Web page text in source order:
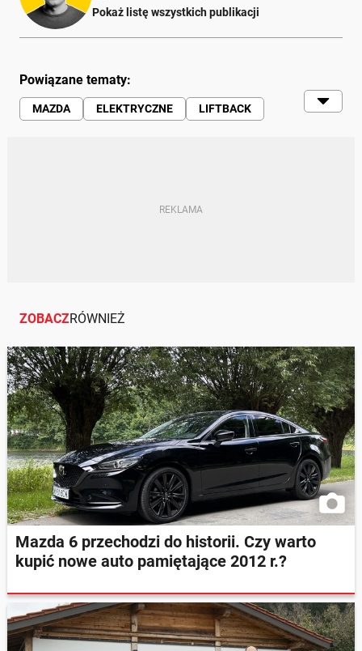
Pokaż listę wszystkich publikacji
Powiązane tematy:
MAZDA ELEKTRYCZNE
LIFTBACK
ZOBACZRÓWNIEŻ
Mazda 6 przechodzi do historii. Czy warto
kupić nowe auto pamiętające 2012 r.?